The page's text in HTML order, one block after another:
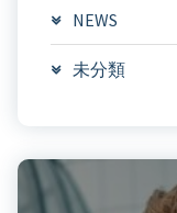
NEWS
未分類